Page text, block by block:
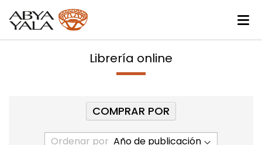
Librería online
Ordenar por
COMPRAR POR